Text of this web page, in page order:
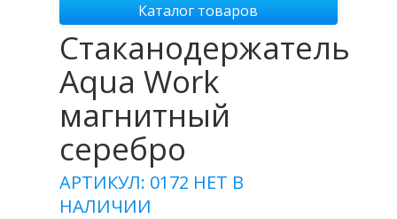
Каталог товаров
Стаканодержатель
Aqua Work
магнитный
серебро
АРТИКУЛ: 0172 НЕТ В
НАЛИЧИИ